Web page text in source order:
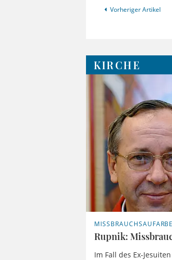
Vorheriger Artikel
KIRCHE
Rupnik:
Im Fall des Ex-